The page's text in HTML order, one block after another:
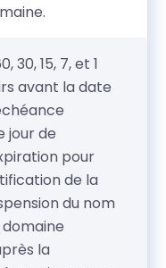
30, 15, 7, et 1
avant la date
jour de
pour
de la
du nom
la